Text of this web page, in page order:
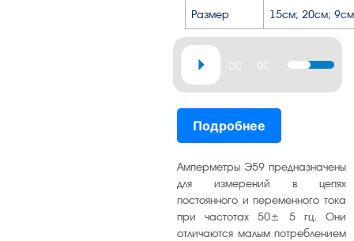
Размер 15см; 20см; 9см
Аудиоплеер
00:0000:37
клавиши
увеличить
или
Подробнее
Амперметры Э59 предназначены
для измерений в цепях
постоянного и переменного тока
при частотах 50± 5 гц. Они
отличаются малым потреблением